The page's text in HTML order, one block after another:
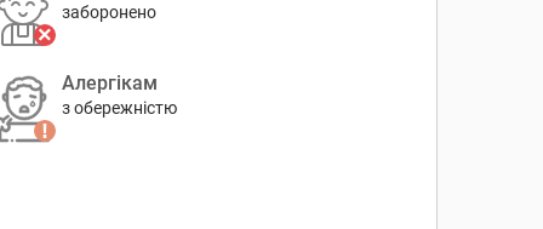
заборонено
Алергікам
з обережністю